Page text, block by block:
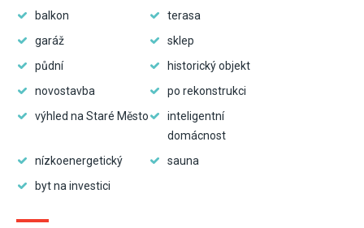
balkon
terasa
garáž
sklep
půdní
historický objekt
novostavba
po rekonstrukci
výhled na Staré Město
inteligentní
domácnost
nízkoenergetický
sauna
byt na investici